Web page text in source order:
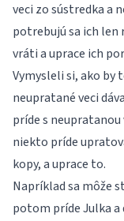
veci zo sústredka a
potrebujú sa ich len
vráti a uprace ich
Vymysleli si, ako by
neupratané veci
príde s neupratanou
niekto príde
kopy, a uprace to.
Napríklad sa môže
potom príde Julka a